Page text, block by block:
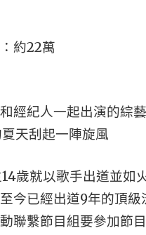
約22萬
經紀人一起出演的綜
天刮起一陣旋風
歲就以歌手出道並如
今已經出道9年的頂
聯繫節目組要參加節目